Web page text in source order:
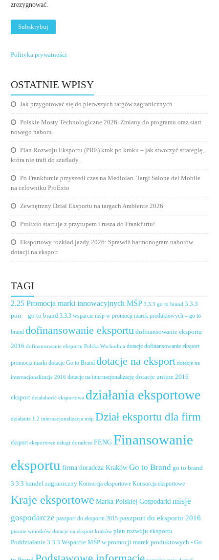
zrezygnować.
Polityka prywatności
OSTATNIE WPISY
Jak przygotować się do pierwszych targów zagranicznych
Polskie Mosty Technologiczne 2026. Zmiany do programu oraz start
nowego naboru.
Plan Rozwoju Eksportu (PRE) krok po kroku – jak stworzyć strategię,
która nie trafi do szuflady.
Po Frankfurcie przyszedł czas na Mediolan. Targi Salone del Mobile
na celowniku ProExio
Zewnętrzny Dział Eksportu na targach Ambiente 2026
ProExio startuje z przytupem i rusza do Frankfurtu!
Eksportowy rozkład jazdy 2026: Sprawdź harmonogram naborów
dotacji na eksport
TAGI
2.25 Promocja marki innowacyjnych MŚP 3.3.3 go to brand 3.3.3
poir – go to brand 3.3.3 wsparcie mśp w promocji marek produktowych – go to
brand dofinansowanie eksportu dofinansowanie eksportu
2016 dofinansowanie eksportu Polska Wschodnia dotacje dofinansowanie eksport
promocja marki dotacje Go to Brand dotacje na eksport dotacje na
internacjonalizacje 2016 dotacje na internacjonalizację dotacje unijne 2016
eksport działalność eksportowa działania eksportowe
działanie 1.2 internacjonalizacja mśp Dział eksportu dla firm
eksport eksportowe usługi doradcze FENG Finansowanie
eksportu firma doradcza Kraków Go to Brand go to brand
3.3.3 handel zagraniczny Konsorcja eksportowe Konsorcja eksportowe
Kraje eksportowe Marka Polskiej Gospodarki misje
gospodarcze paszport do eksportu 2015 paszport do eksportu 2016
pisanie wniosków dotacje na eksport kraków plan rozwoju eksportu
Poddziałanie 3.3.3 Wsparcie MŚP w promocji marek produktowych - Go